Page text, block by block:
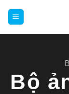
Bộ